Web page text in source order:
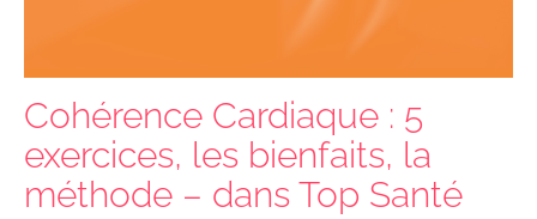
Cohérence Cardiaque : 5
exercices, les bienfaits, la
méthode – dans Top Santé